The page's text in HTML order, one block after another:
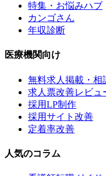
特集・お悩みハブ
カンゴさん
年収診断
医療機関向け
無料求人掲載・相
求人票改善レビュ
採用LP制作
採用サイト改善
定着率改善
人気のコラム